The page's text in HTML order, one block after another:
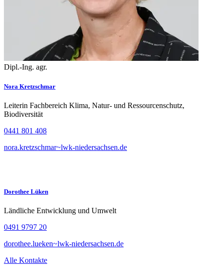
Dipl.-Ing. agr.
Nora Kretzschmar
Leiterin Fachbereich Klima, Natur- und Ressourcenschutz,
Biodiversität
0441 801 408
nora.kretzschmar~lwk-niedersachsen.de
Dorothee Lüken
Ländliche Entwicklung und Umwelt
0491 9797 20
dorothee.lueken~lwk-niedersachsen.de
Alle Kontakte